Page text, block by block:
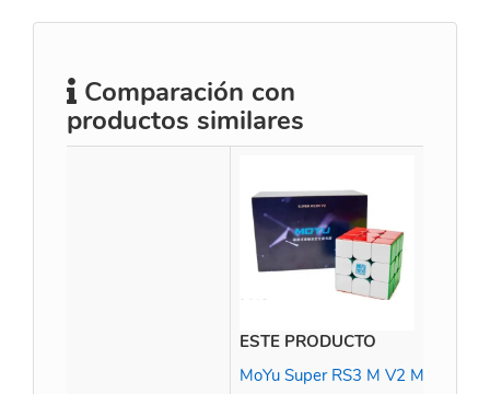
Comparación con
productos similares
ESTE PRODUCTO
MoYu Super RS3 M V2 Maglev